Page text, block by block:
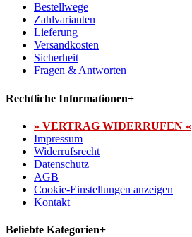
Bestellwege
Zahlvarianten
Lieferung
Versandkosten
Sicherheit
Fragen & Antworten
Rechtliche Informationen+
» VERTRAG WIDERRUFEN «
Impressum
Widerrufsrecht
Datenschutz
AGB
Cookie-Einstellungen anzeigen
Kontakt
Beliebte Kategorien+